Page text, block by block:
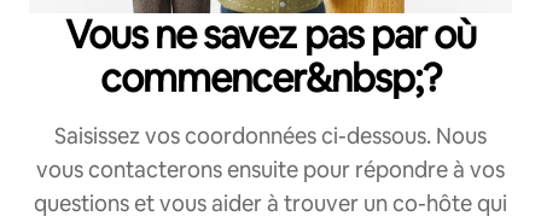
Vous ne savez pas par où
commencer&nbsp;?
Saisissez vos coordonnées ci-dessous. Nous
vous contacterons ensuite pour répondre à vos
questions et vous aider à trouver un co-hôte qui